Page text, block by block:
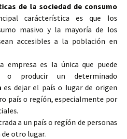
de la sociedad de consumo
carácterística es que los
masivo y la mayoría de los
accesibles a la población en
empresa es la única que puede
o producir un determinado
es dejar el país o lugar de origen
país o regíón, especialmente por
a un país o regíón de personas
de otro lugar.